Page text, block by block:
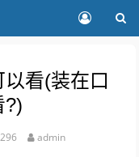
看(装在口
?)
296 admin